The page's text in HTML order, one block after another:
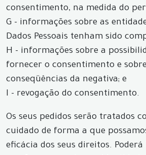
consentimento, na medida do
G - informações sobre as
Dados Pessoais tenham sido
H - informações sobre a
fornecer o consentimento e
conseqüências da negativa; e
I - revogação do consentimento.
Os seus pedidos serão tratados
cuidado de forma a que
eficácia dos seus direitos.